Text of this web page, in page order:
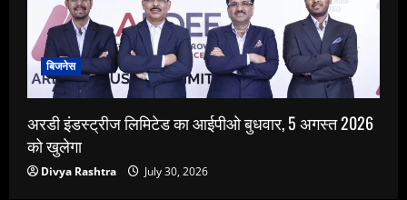
बिजनेस
अरडी इंडस्ट्रीज लिमिटेड का आईपीओ बुधवार, 5 अगस्त 2026
को खुलेगा
Divya Rashtra July 30, 2026